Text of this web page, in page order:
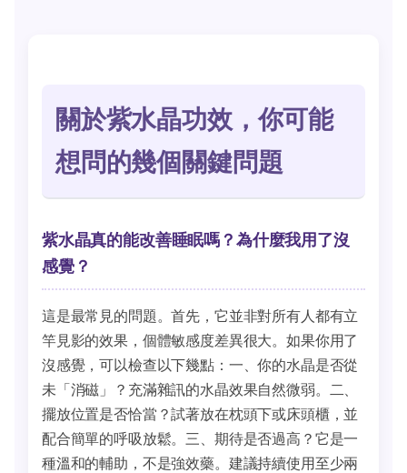
關於紫水晶功效，你可能
想問的幾個關鍵問題
紫水晶真的能改善睡眠嗎？為什麼我用了沒
感覺？
這是最常見的問題。首先，它並非對所有人都有立
竿見影的效果，個體敏感度差異很大。如果你用了
沒感覺，可以檢查以下幾點：一、你的水晶是否從
未「消磁」？充滿雜訊的水晶效果自然微弱。二、
擺放位置是否恰當？試著放在枕頭下或床頭櫃，並
配合簡單的呼吸放鬆。三、期待是否過高？它是一
種溫和的輔助，不是強效藥。建議持續使用至少兩